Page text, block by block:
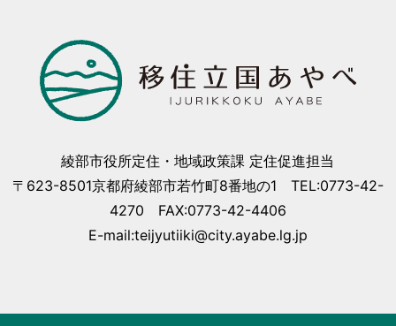
綾部市役所定住・地域政策課 定住促進担当
〒623-8501京都府綾部市若竹町8番地の1 TEL:0773-42-
4270 FAX:0773-42-4406
E-mail:teijyutiiki@city.ayabe.lg.jp